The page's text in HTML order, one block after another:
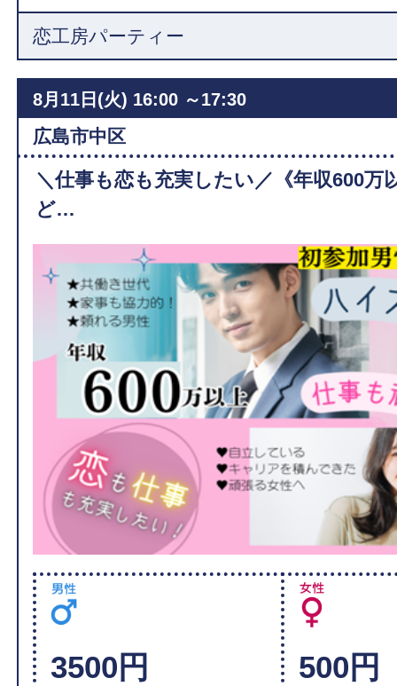
恋工房パーティー
8月11日(火) 16:00 ～17:30
広島市中区
＼仕事も恋も充実したい／《年収600万
ど…
3500円 500円